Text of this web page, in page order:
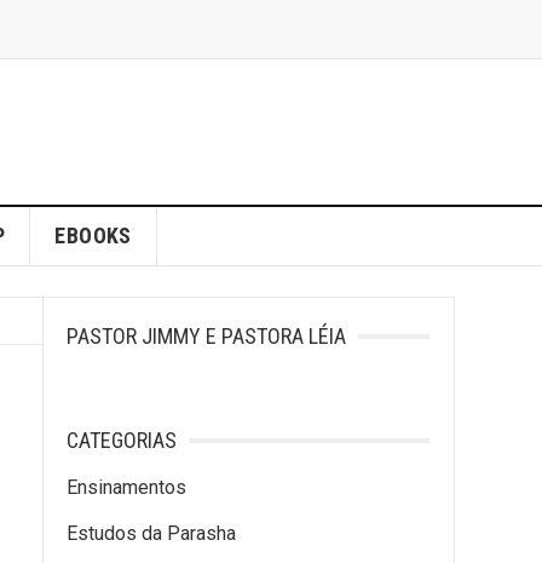
EBOOKS
PASTOR JIMMY E PASTORA LÉIA
CATEGORIAS
Ensinamentos
Estudos da Parasha